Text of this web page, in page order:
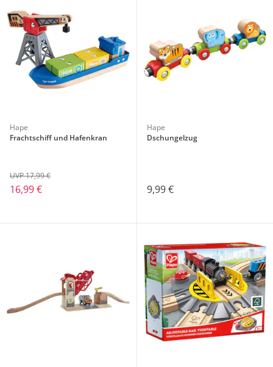
Hape
Frachtschiff und Hafenkran
16,99 €
UVP 17,99 €
Hape
Dschungelzug
9,99 €